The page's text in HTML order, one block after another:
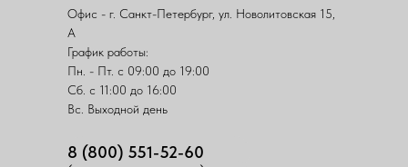
Офис - г. Санкт-Петербург, ул. Новолитовская 15,
А
График работы:
Пн. - Пт. с 09:00 до 19:00
Сб. с 11:00 до 16:00
Вс. Выходной день
8 (800) 551-52-60